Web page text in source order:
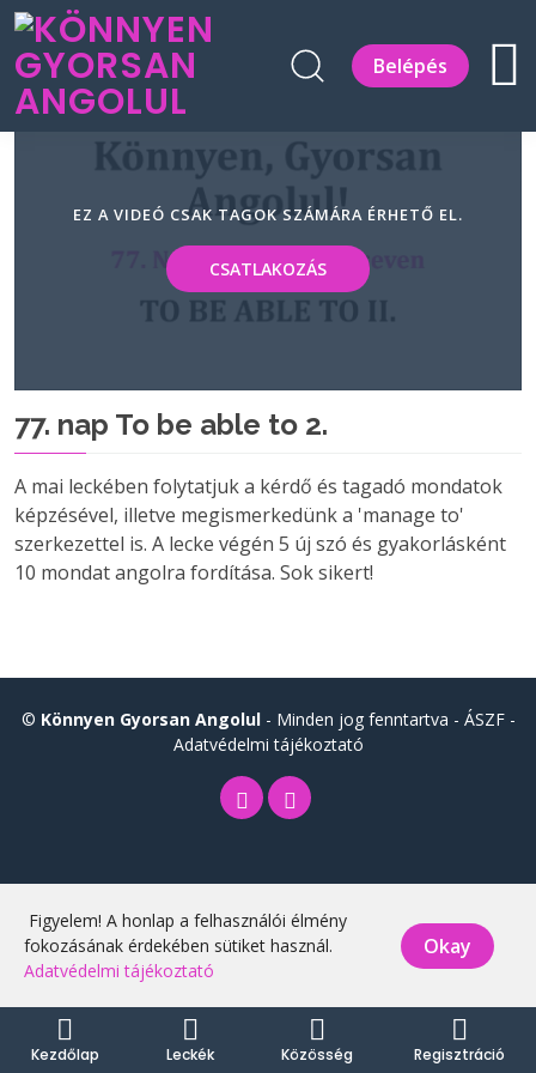
Belépés
EZ A VIDEÓ CSAK TAGOK SZÁMÁRA ÉRHETŐ EL.
CSATLAKOZÁS
77. nap To be able to 2.
A mai leckében folytatjuk a kérdő és tagadó mondatok
képzésével, illetve megismerkedünk a 'manage to'
szerkezettel is. A lecke végén 5 új szó és gyakorlásként
10 mondat angolra fordítása. Sok sikert!
© Könnyen Gyorsan Angolul- Minden jog fenntartva - ÁSZF-
Adatvédelmi tájékoztató
Figyelem! A honlap a felhasználói élmény
fokozásának érdekében sütiket használ.
Adatvédelmi tájékoztató
Okay
Kezdőlap Leckék Közösség Regisztráció